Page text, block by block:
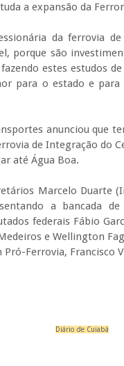
a expansão da
da ferrovia
porque são
estes estudos
para o estado e
anunciou que
de Integração do
até Água Boa.
Marcelo Duarte
a bancada
federais Fábio
e Wellington
Ferrovia, Francisco
Diário de Cuiabá